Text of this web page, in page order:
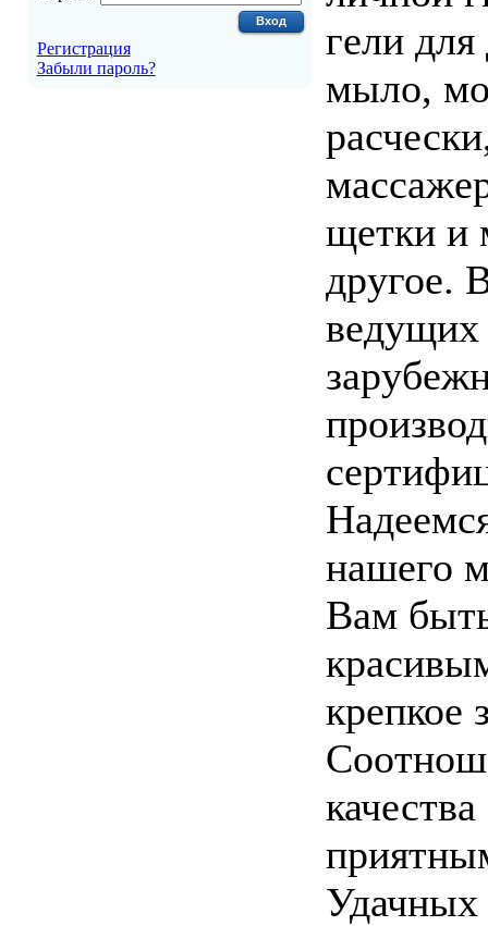
Регистрация
Забыли пароль?
гели
мыло,
щетки и
другое.
ведущих
нашего
Вам
крепкое